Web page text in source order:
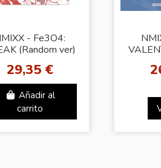
- Fe3O4:
(Random ver)
(SW)
29,35 €
Añadir al
carrito